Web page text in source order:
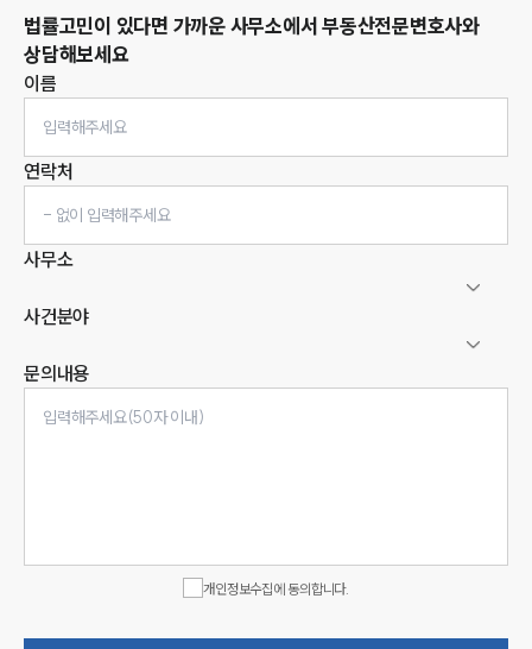
법률고민이 있다면 가까운 사무소에서 부동산전문변호사와
상담해보세요
이름
연락처
사무소
사건분야
문의내용
개인정보수집에 동의합니다.